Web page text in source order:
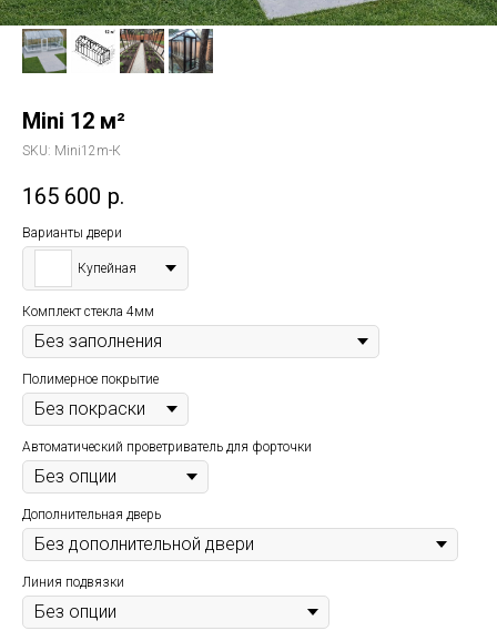
Mini 12 м²
SKU: Mini12m-К
165 600 р.
Варианты двери
Купейная
Комплект стекла 4мм
Полимерное покрытие
Автоматический проветриватель для форточки
Дополнительная дверь
Линия подвязки